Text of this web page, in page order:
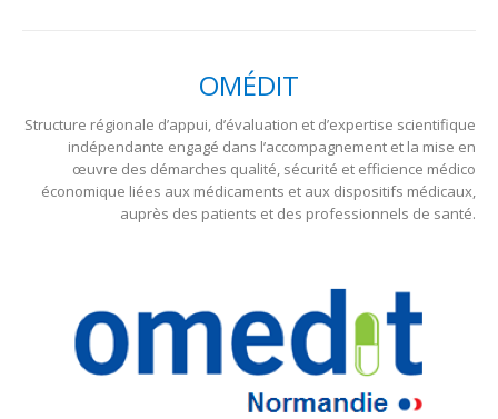
OMÉDIT
Structure régionale d’appui, d’évaluation et d’expertise scientifique
indépendante engagé dans l’accompagnement et la mise en
œuvre des démarches qualité, sécurité et efficience médico
économique liées aux médicaments et aux dispositifs médicaux,
auprès des patients et des professionnels de santé.